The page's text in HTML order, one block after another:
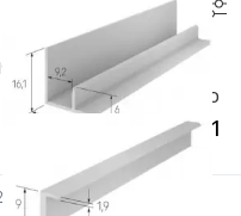
ר'97.5 / ע'69 / ג'190
סולם לספה / מיטה
1091 ₪